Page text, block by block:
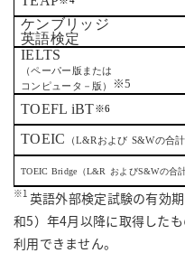
ケンブリッジ
英語検定
IELTS
（ペーパー版または
コンピュータ－版）
※5
TOEFL iBT※6
TOEIC
（L&R および S&Wの合計
TOEIC Bridge （L&R およびS&Wの合計
※1 英語外部検定試験の有効
和5）年4月以降に取得した
利用できません。